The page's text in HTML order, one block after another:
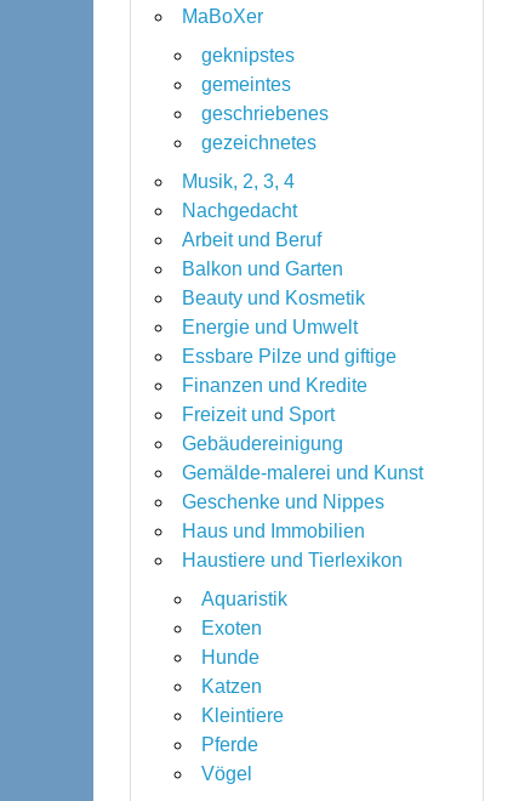
MaBoXer
geknipstes
gemeintes
geschriebenes
gezeichnetes
Musik, 2, 3, 4
Nachgedacht
Arbeit und Beruf
Balkon und Garten
Beauty und Kosmetik
Energie und Umwelt
Essbare Pilze und giftige
Finanzen und Kredite
Freizeit und Sport
Gebäudereinigung
Gemälde-malerei und Kunst
Geschenke und Nippes
Haus und Immobilien
Haustiere und Tierlexikon
Aquaristik
Exoten
Hunde
Katzen
Kleintiere
Pferde
Vögel